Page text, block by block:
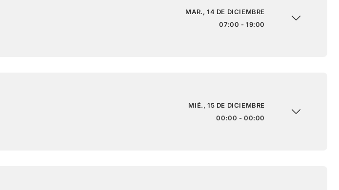
MAR., 14 DE DICIEMBRE
07:00 - 19:00
MIÉ., 15 DE DICIEMBRE
00:00 - 00:00